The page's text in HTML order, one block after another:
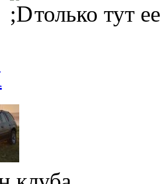
только тут